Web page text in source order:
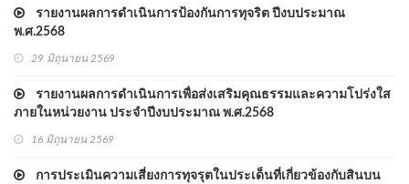
รายงานผลการดำเนินการป้องกันการทุจริต ปีงบประมาณ
พ.ศ.2568
29 มิถุนายน 2569
รายงานผลการดำเนินการเพื่อส่งเสริมคุณธรรมและความโปร่งใส
ภายในหน่วยงาน ประจำปีงบประมาณ พ.ศ.2568
16 มิถุนายน 2569
การประเมินความเสี่ยงการทุจรุตในประเด็นที่เกี่ยวข้องกับสินบน